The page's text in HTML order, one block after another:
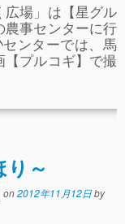
場」は【星グル
事センターに行
ンターでは、馬
プルコギ】で撮
～
on2012年11月12日by